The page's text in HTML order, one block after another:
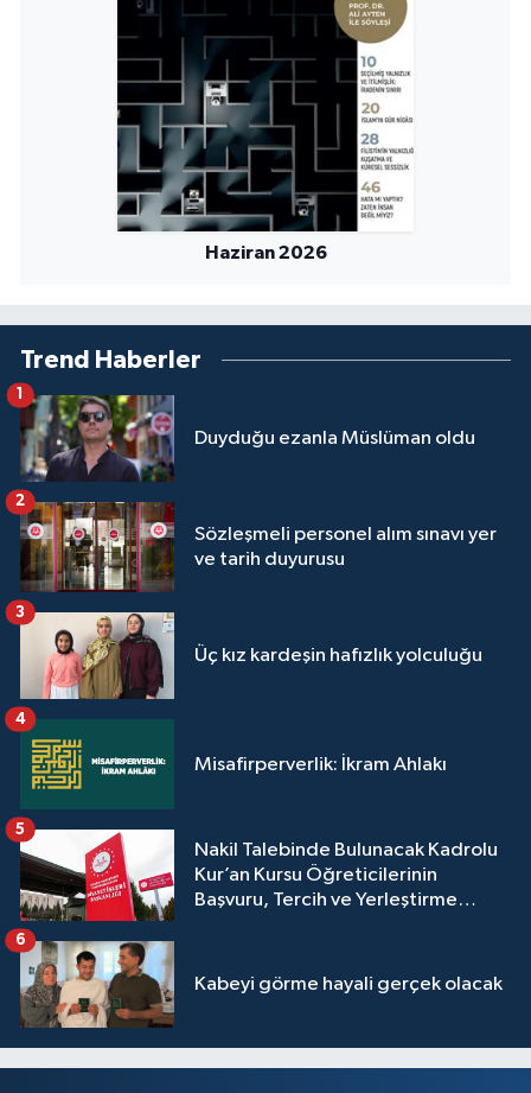
Haziran 2026
Trend Haberler
Duyduğu ezanla Müslüman oldu
1
Sözleşmeli personel alım sınavı yer
ve tarih duyurusu
2
Üç kız kardeşin hafızlık yolculuğu
3
Misafirperverlik: İkram Ahlakı
4
Nakil Talebinde Bulunacak Kadrolu
Kur’an Kursu Öğreticilerinin
Başvuru, Tercih ve Yerleştirme
5
Kabeyi görme hayali gerçek olacak
6
Sakarya Müftülüğü
Samsun Müftülüğü
Siirt Müftülüğü
Sinop Müftülüğü
Sivas Müftülüğü
Şırnak Müftülüğü
Tekirdağ Müftülüğü
Trabzon Müftülüğü
Tunceli Müftülüğü
Uşak Müftülüğü
Van Müftülüğü
Yozgat Müftülüğü
Zonguldak Müftülüğü